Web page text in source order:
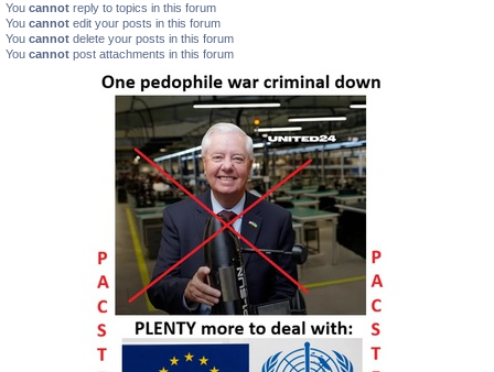
You cannot reply to topics in this forum
You cannot edit your posts in this forum
You cannot delete your posts in this forum
You cannot post attachments in this forum